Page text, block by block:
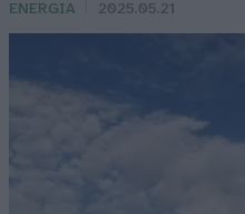
ENERGIA 2025.05.21